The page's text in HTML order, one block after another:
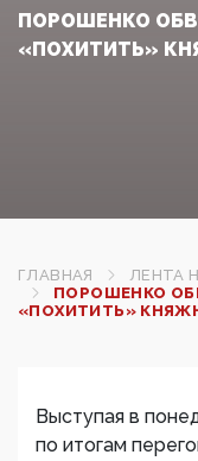
ПОРОШЕНКО
«ПОХИТИТЬ»
ГЛАВНАЯ
ЛЕНТА
ПОРОШЕНКО
«ПОХИТИТЬ»
Выступая в
по итогам